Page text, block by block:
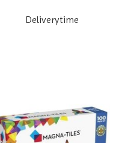
Deliverytime